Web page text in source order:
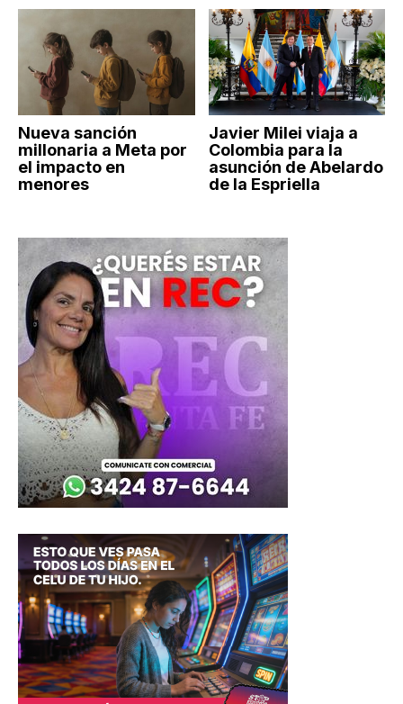
Nueva sanción
millonaria a Meta por
el impacto en
menores
Javier Milei viaja a
Colombia para la
asunción de Abelardo
de la Espriella